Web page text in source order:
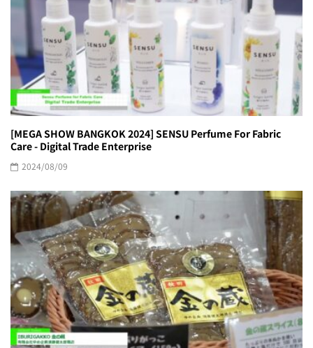
[MEGA SHOW BANGKOK 2024] SENSU Perfume For Fabric
Care - Digital Trade Enterprise
2024/08/09